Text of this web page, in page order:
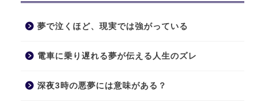
夢で泣くほど、現実では強がっている
電車に乗り遅れる夢が伝える人生のズレ
深夜3時の悪夢には意味がある？